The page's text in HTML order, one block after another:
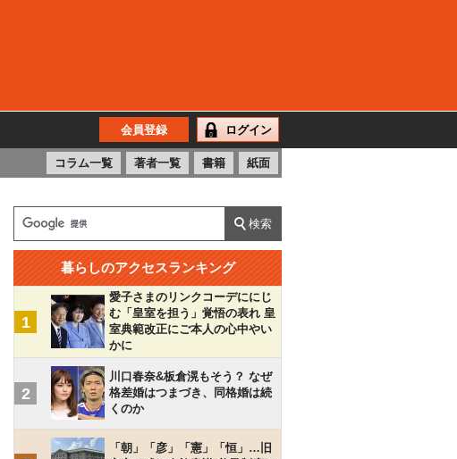
会員登録 ログイン
コラム一覧 著者一覧 書籍 紙面
暮らしのアクセスランキング
1
愛子さまのリンクコーデににじ
む「皇室を担う」覚悟の表れ 皇
室典範改正にご本人の心中やい
かに
2
川口春奈&板倉滉もそう？ なぜ
格差婚はつまづき、同格婚は続
くのか
「朝」「彦」「憲」「恒」…旧